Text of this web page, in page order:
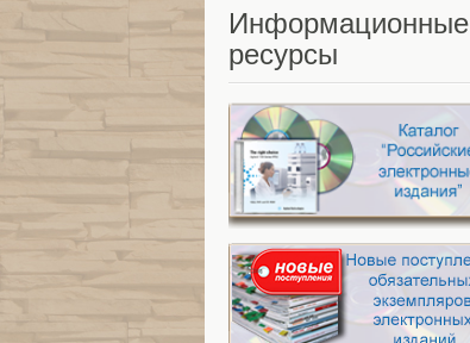
Информационные
ресурсы